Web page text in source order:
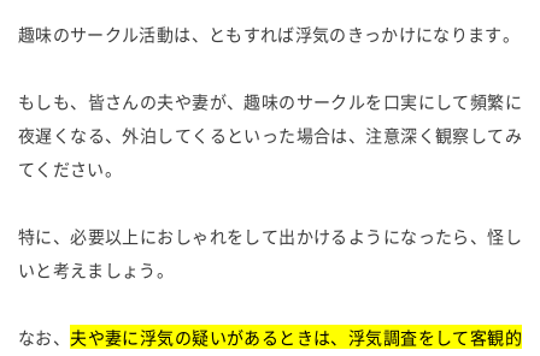
趣味のサークル活動は、ともすれば浮気のきっかけになります。
もしも、皆さんの夫や妻が、趣味のサークルを口実にして頻繁に
夜遅くなる、外泊してくるといった場合は、注意深く観察してみ
てください。
特に、必要以上におしゃれをして出かけるようになったら、怪し
いと考えましょう。
なお、 夫や妻に浮気の疑いがあるときは、浮気調査をして客観的